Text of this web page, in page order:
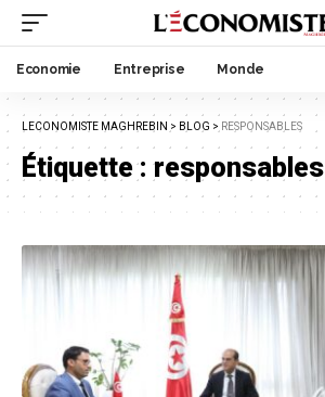
Economie Entreprise Monde
LECONOMISTE MAGHREBIN > BLOG > RESPONSABLES
Étiquette :responsables